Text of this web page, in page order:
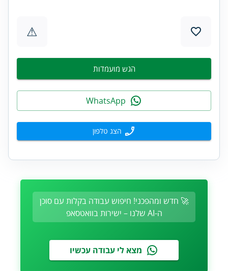
⚠
הגש מועמדות
הצג טלפון
🚀 חדש ומהפכני! חיפוש עבודה בקלות עם סוכן
ה-AI שלנו – ישירות בוואטסאפ
מצא לי עבודה עכשיו